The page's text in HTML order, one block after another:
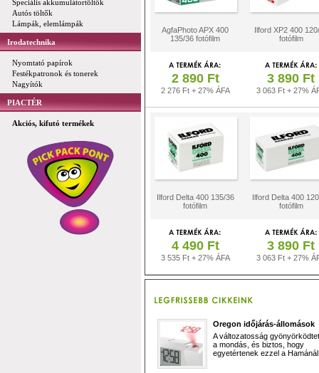
Speciális akkumulátortöltők
Autós töltők
Lámpák, elemlámpák
Irodatechnika
Nyomtató papírok
Festékpatronok és tonerek
Nagyítók
PIACTÉR
Akciós, kifutó termékek
AgfaPhoto APX 400
135/36 fotófilm
Ilford XP2 400
fotófilm
2 890 Ft
2 276 Ft + 27% ÁFA
3 890 Ft
3 063 Ft + 27%
Ilford Delta 400 135/36
fotófilm
Ilford Delta 400
fotófilm
4 490 Ft
3 535 Ft + 27% ÁFA
3 890 Ft
3 063 Ft + 27%
Oregon időjárás-állomások
A változatosság
a mondás, és biztos, hogy
egyetértenek ezzel a